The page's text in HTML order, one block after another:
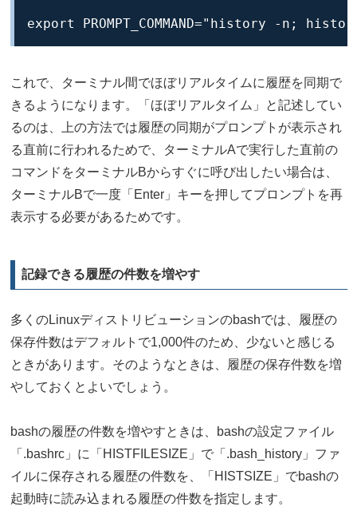
export PROMPT_COMMAND="history -n;
これで、ターミナル間でほぼリアルタイムに履歴を同期で
きるようになります。「ほぼリアルタイム」と記述してい
るのは、上の方法では履歴の同期がプロンプトが表示され
る直前に行われるためで、ターミナルAで実行した直前の
コマンドをターミナルBからすぐに呼び出したい場合は、
ターミナルBで一度「Enter」キーを押してプロンプトを再
表示する必要があるためです。
記録できる履歴の件数を増やす
多くのLinuxディストリビューションのbashでは、履歴の
保存件数はデフォルトで1,000件のため、少ないと感じる
ときがあります。そのようなときは、履歴の保存件数を増
やしておくとよいでしょう。
bashの履歴の件数を増やすときは、bashの設定ファイル
「.bashrc」に「HISTFILESIZE」で「.bash_history」ファ
イルに保存される履歴の件数を、「HISTSIZE」でbashの
起動時に読み込まれる履歴の件数を指定します。